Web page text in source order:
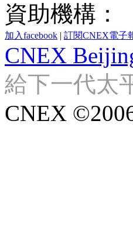
資助機構：
加入facebook | 訂閱CNEX電子
CNEX
給下一代太
CNEX